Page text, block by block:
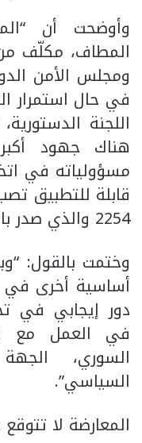
وأوضحت أن
المطاف، مكلّف من
في حال استمرار
اللجنة
هناك جهود
مسؤولياته في
قابلة للتطبيق
2254 والذي صدر بالإجماع من هذا المجلس”.
وختمت بالقول:
أساسية أخرى في
دور إيجابي في
في العمل مع
السوري،
السياسي”.
المعارضة لا